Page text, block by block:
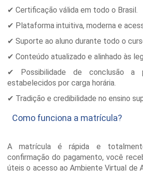
✔ Certificação válida em todo o Brasil.
✔ Plataforma intuitiva, moderna e
✔ Suporte ao aluno durante todo o
✔ Conteúdo atualizado e alinhado às
✔ Possibilidade de conclusão a
estabelecidos por carga horária.
✔ Tradição e credibilidade no ensino
Como funciona a matrícula?
A matrícula é rápida e
confirmação do pagamento, você
úteis o acesso ao Ambiente Virtual de